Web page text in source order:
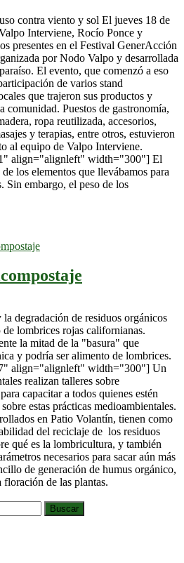
contra viento y sol El jueves 18 de
Interviene, Rocío Ponce y
presentes en el Festival GenerAcción
por Nodo Valpo y desarrollada
El evento, que comenzó a eso
de varios stand
que trajeron sus productos y
comunidad. Puestos de gastronomía,
ropa reutilizada, accesorios,
y terapias, entre otros, estuvieron
al equipo de Valpo Interviene.
align="alignleft" width="300"] El
los elementos que llevábamos para
Sin embargo, el peso de los
degradación de residuos orgánicos
de lombrices rojas californianas.
la mitad de la "basura" que
y podría ser alimento de lombrices.
align="alignleft" width="300"] Un
realizan talleres sobre
capacitar a todos quienes estén
estas prácticas medioambientales.
en Patio Volantín, tienen como
del reciclaje de los residuos
qué es la lombricultura, y también
necesarios para sacar aún más
de generación de humus orgánico,
de las plantas.